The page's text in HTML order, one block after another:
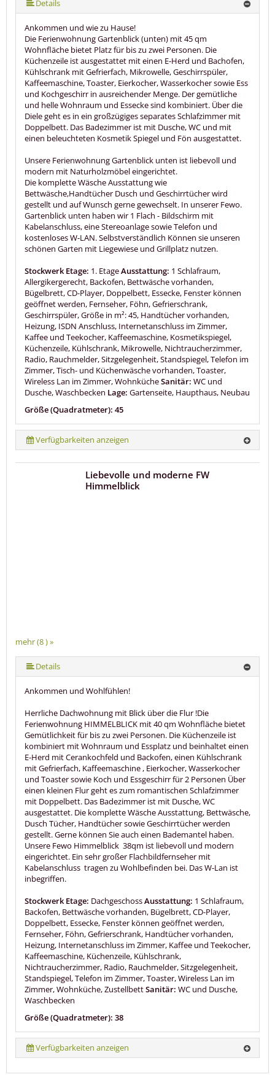
Details
Ankommen und wie zu Hause!
Die Ferienwohnung Gartenblick (unten) mit 45 qm
Wohnfläche bietet Platz für bis zu zwei Personen. Die
Küchenzeile ist ausgestattet mit einen E-Herd und Bachofen,
Kühlschrank mit Gefrierfach, Mikrowelle, Geschirrspüler,
Kaffeemaschine, Toaster, Eierkocher, Wasserkocher sowie Ess
und Kochgeschirr in ausreichender Menge. Der gemütliche
und helle Wohnraum und Essecke sind kombiniert. Über die
Diele geht es in ein großzügiges separates Schlafzimmer mit
Doppelbett. Das Badezimmer ist mit Dusche, WC und mit
einen beleuchteten Kosmetik Spiegel und Fön ausgestattet.
Unsere Ferienwohnung Gartenblick unten ist liebevoll und
modern mit Naturholzmöbel eingerichtet.
Die komplette Wäsche Ausstattung wie
Bettwäsche,Handtücher Dusch und Geschirrtücher wird
gestellt und auf Wunsch gerne gewechselt. In unserer Fewo.
Gartenblick unten haben wir 1 Flach - Bildschirm mit
Kabelanschluss, eine Stereoanlage sowie Telefon und
kostenloses W-LAN. Selbstverständlich Können sie unseren
schönen Garten mit Liegewiese und Grillplatz nutzen.
Stockwerk Etage: 1. EtageAusstattung: 1 Schlafraum,
Allergikergerecht, Backofen, Bettwäsche vorhanden,
Bügelbrett, CD-Player, Doppelbett, Essecke, Fenster können
geöffnet werden, Fernseher, Föhn, Gefrierschrank,
Geschirrspüler, Größe in m²: 45, Handtücher vorhanden,
Heizung, ISDN Anschluss, Internetanschluss im Zimmer,
Kaffee und Teekocher, Kaffeemaschine, Kosmetikspiegel,
Küchenzeile, Kühlschrank, Mikrowelle, Nichtraucherzimmer,
Radio, Rauchmelder, Sitzgelegenheit, Standspiegel, Telefon im
Zimmer, Tisch- und Küchenwäsche vorhanden, Toaster,
Wireless Lan im Zimmer, WohnkücheSanitär: WC und
Dusche, Waschbecken Lage: Gartenseite, Haupthaus, Neubau
Größe (Quadratmeter): 45
Verfügbarkeiten anzeigen
mehr (8 ) »
mehr (8 ) »
mehr (8 ) »
mehr (8 ) »
mehr (8 ) »
Liebevolle und moderne FW
Himmelblick
Details
Ankommen und Wohlfühlen!
Herrliche Dachwohnung mit Blick über die Flur !Die
Ferienwohnung HIMMELBLICK mit 40 qm Wohnfläche bietet
Gemütlichkeit für bis zu zwei Personen. Die Küchenzeile ist
kombiniert mit Wohnraum und Essplatz und beinhaltet einen
E-Herd mit Cerankochfeld und Backofen, einen Kühlschrank
mit Gefrierfach, Kaffeemaschine , Eierkocher, Wasserkocher
und Toaster sowie Koch und Essgeschirr für 2 Personen Über
einen kleinen Flur geht es zum romantischen Schlafzimmer
mit Doppelbett. Das Badezimmer ist mit Dusche, WC
ausgestattet. Die komplette Wäsche Ausstattung, Bettwäsche,
Dusch Tücher, Handtücher sowie Geschirrtücher werden
gestellt. Gerne können Sie auch einen Bademantel haben.
Unsere Fewo Himmelblick 38qm ist liebevoll und modern
eingerichtet. Ein sehr großer Flachbildfernseher mit
Kabelanschluss tragen zu Wohlbefinden bei. Das W-Lan ist
inbegriffen.
Stockwerk Etage: DachgeschossAusstattung: 1 Schlafraum,
Backofen, Bettwäsche vorhanden, Bügelbrett, CD-Player,
Doppelbett, Essecke, Fenster können geöffnet werden,
Fernseher, Föhn, Gefrierschrank, Handtücher vorhanden,
Heizung, Internetanschluss im Zimmer, Kaffee und Teekocher,
Kaffeemaschine, Küchenzeile, Kühlschrank,
Nichtraucherzimmer, Radio, Rauchmelder, Sitzgelegenheit,
Standspiegel, Telefon im Zimmer, Toaster, Wireless Lan im
Zimmer, Wohnküche, ZustellbettSanitär: WC und Dusche,
Waschbecken
Größe (Quadratmeter): 38
Verfügbarkeiten anzeigen